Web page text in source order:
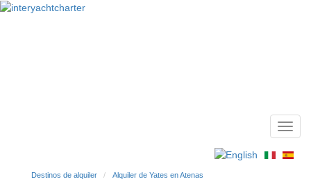
Destinos de alquiler
Alquiler de Yates en Atenas